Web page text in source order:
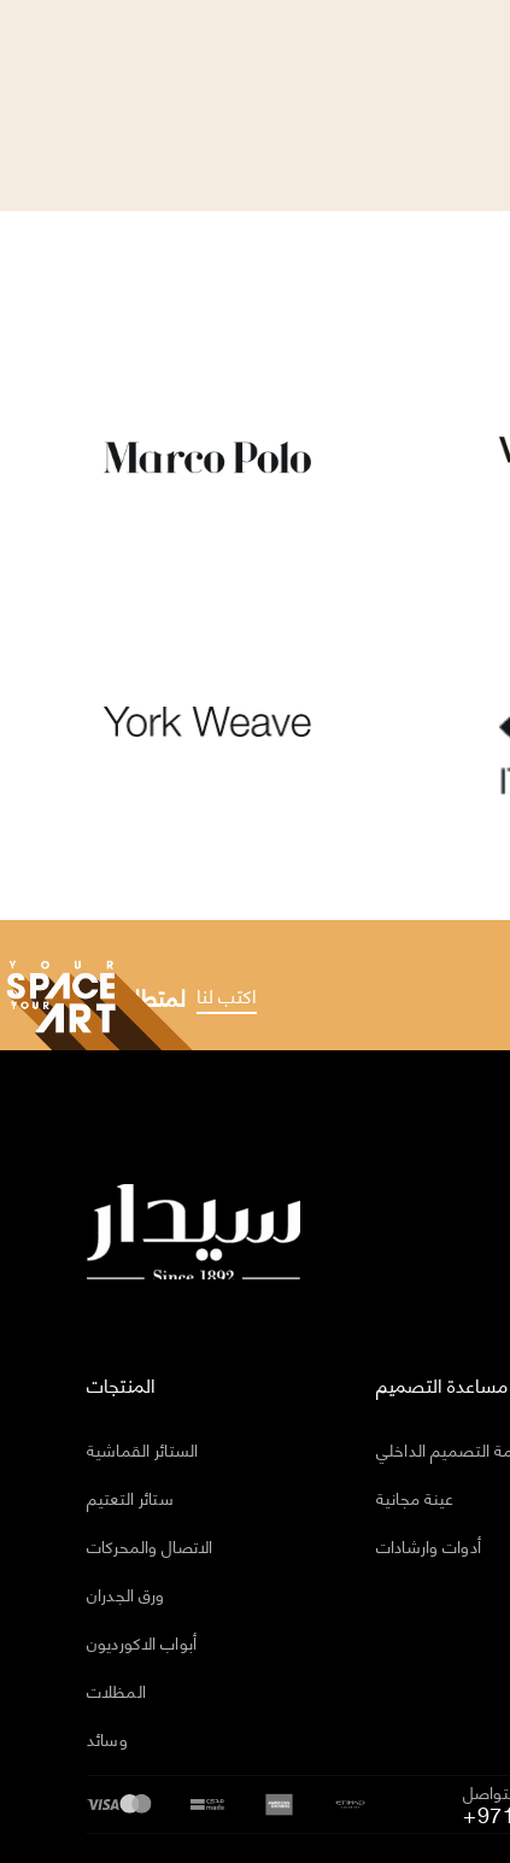
لمتطلباتك الملهمة اكتب لنا
المنتجات
الستائر القماشية
ستائر التعتيم
الاتصال والمحركات
ورق الجدران
أبواب الاكورديون
المظلات
وسائد
مساعدة التصميم
التصميم الداخلي
عينة مجانية
أدوات وارشادات